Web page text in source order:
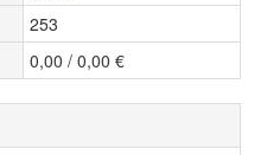
253
0,00 / 0,00 €